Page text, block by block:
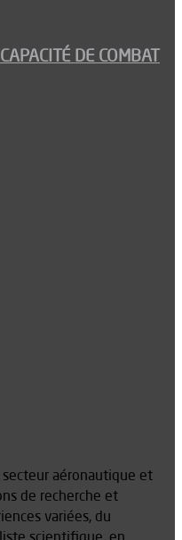
DE COMBAT
aéronautique et
de recherche et
variées, du